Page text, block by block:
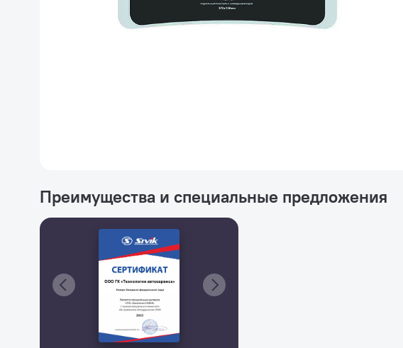
Преимущества и специальные предложения